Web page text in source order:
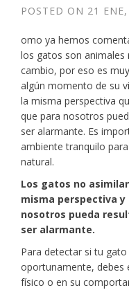
POSTED ON 21
omo ya hemos
los gatos son animales
cambio, por eso es
algún momento de su
la misma perspectiva
que para nosotros
ser alarmante. Es
ambiente tranquilo
natural.
Los gatos no
misma perspectiva
nosotros pueda
ser alarmante.
Para detectar si tu
oportunamente, debes
físico o en su